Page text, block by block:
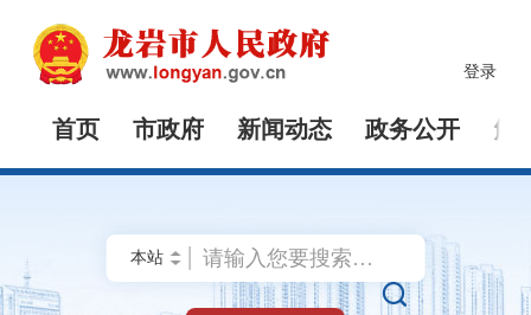
登录
首页 市政府 新闻动态 政务公开 解
